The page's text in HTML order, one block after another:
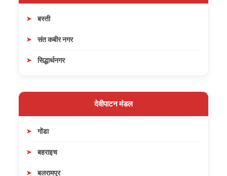
बस्ती
संत कबीर नगर
सिद्धार्थनगर
देवीपाटन मंडल
गोंडा
बहराइच
बलरामपुर